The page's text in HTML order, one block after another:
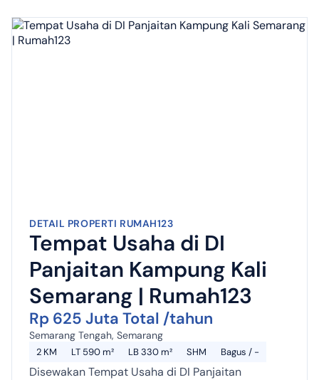
DETAIL PROPERTI RUMAH123
Tempat Usaha di DI
Panjaitan Kampung Kali
Semarang | Rumah123
Rp 625 Juta Total /tahun
Semarang Tengah, Semarang
2 KM LT 590 m² LB 330 m² SHM Bagus / -
Disewakan Tempat Usaha di DI Panjaitan